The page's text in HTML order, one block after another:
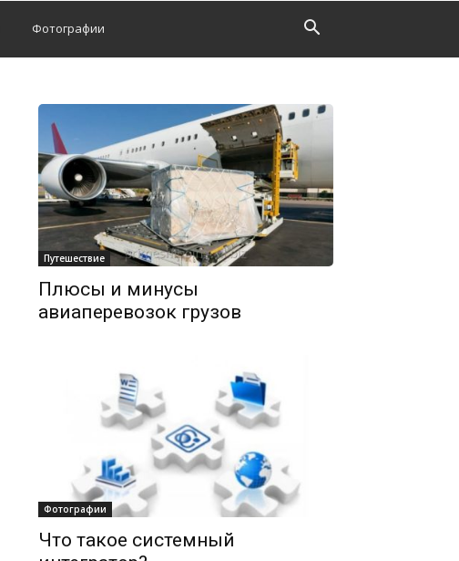
Фотографии
Путешествие
Плюсы и минусы
авиаперевозок грузов
Фотографии
Что такое системный